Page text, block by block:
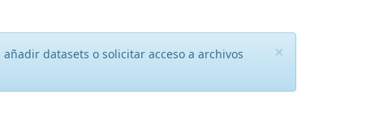
×
datasets o solicitar acceso a archivos